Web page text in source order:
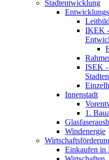
Stadtentwicklung
Leitbild
IKEK -
ISEK -
Innenstadt
1.
Windenergie
Einkaufen in